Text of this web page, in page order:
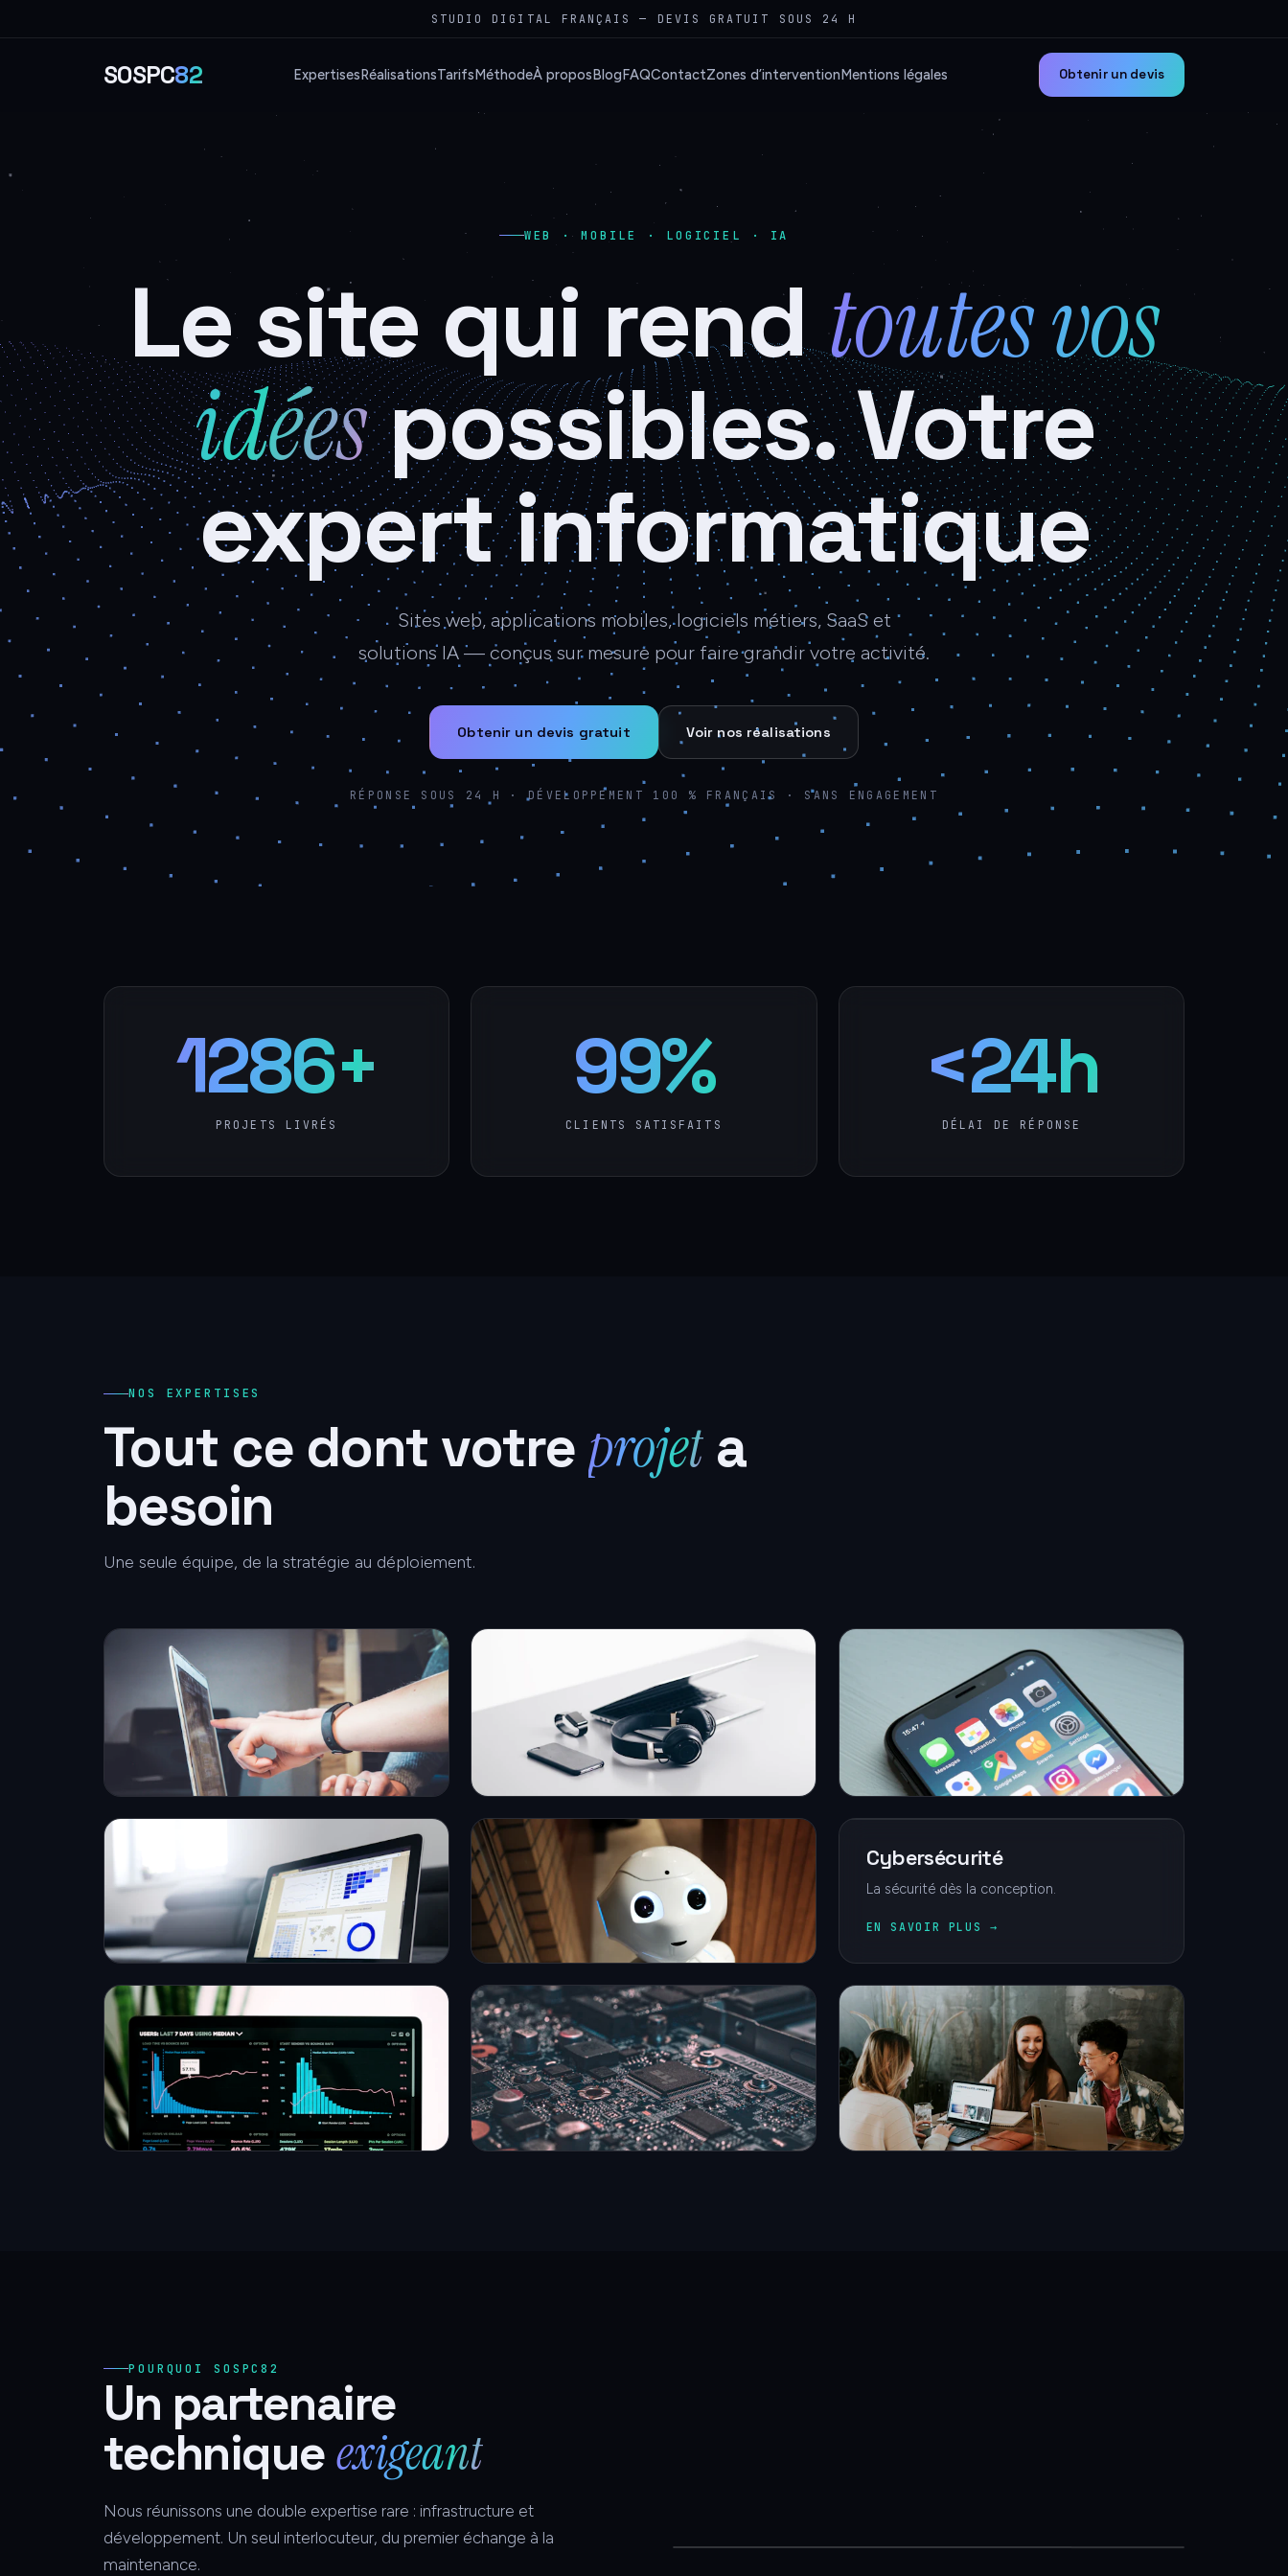
STUDIO DIGITAL FRANÇAIS — DEVIS GRATUIT SOUS 24 H
SOSPC82 ExpertisesRéalisationsTarifsMéthodeÀ proposBlogFAQContactZones d’interventionMentions légales Obtenir un devis
WEB · MOBILE · LOGICIEL · IA
Le site qui rendtoutes vos
idéespossibles. Votre
expert informatique
Sites web, applications mobiles, logiciels métiers, SaaS et
solutions IA — conçus sur mesure pour faire grandir votre activité.
Obtenir un devis gratuit Voir nos réalisations
RÉPONSE SOUS 24 H · DÉVELOPPEMENT 100 % FRANÇAIS · SANS ENGAGEMENT
1286+
PROJETS LIVRÉS
99%
CLIENTS SATISFAITS
<24h
DÉLAI DE RÉPONSE
NOS EXPERTISES
Tout ce dont votreprojeta
besoin
Une seule équipe, de la stratégie au déploiement.
Création de site web
Des sites rapides, élégants et pensés pour
convertir.
EN SAVOIR PLUS →
Des boutiques en ligne qui font vendre.
EN SAVOIR PLUS →
Application mobile
Applications iOS & Android performantes.
EN SAVOIR PLUS →
Logiciel métier, ERP & CRM
Des logiciels taillés pour vos processus.
EN SAVOIR PLUS →
Intelligence artificielle
L'IA au service de votre activité.
EN SAVOIR PLUS →
Cybersécurité
La sécurité dès la conception.
EN SAVOIR PLUS →
Référencement SEO
Captez un trafic qualifié sur Google.
EN SAVOIR PLUS →
Cloud, hébergement &
maintenance
Un système toujours disponible.
EN SAVOIR PLUS →
Dépannage informatique à
domicile
Assistance et réparation à domicile.
EN SAVOIR PLUS →
POURQUOI SOSPC82
Un partenaire
techniqueexigeant
Nous réunissons une double expertise rare : infrastructure et
développement. Un seul interlocuteur, du premier échange à la
maintenance.